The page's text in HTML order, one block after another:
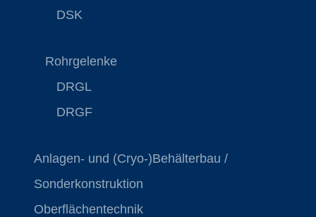
DSK
Rohrgelenke
DRGL
DRGF
Anlagen- und (Cryo-)Behälterbau /
Sonderkonstruktion
Oberflächentechnik